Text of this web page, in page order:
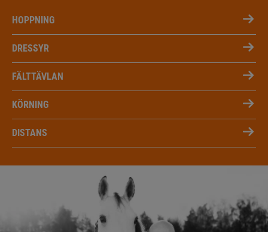
HOPPNING
DRESSYR
FÄLTTÄVLAN
KÖRNING
DISTANS